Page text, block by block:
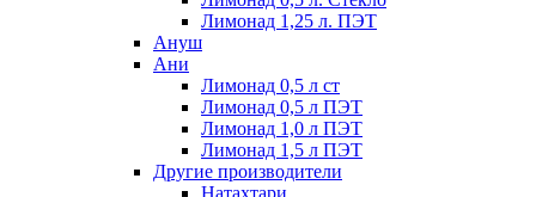
Лимонад 1,25 л. ПЭТ
Ануш
Ани
Лимонад 0,5 л ст
Лимонад 0,5 л ПЭТ
Лимонад 1,0 л ПЭТ
Лимонад 1,5 л ПЭТ
Другие производители
Натахтари